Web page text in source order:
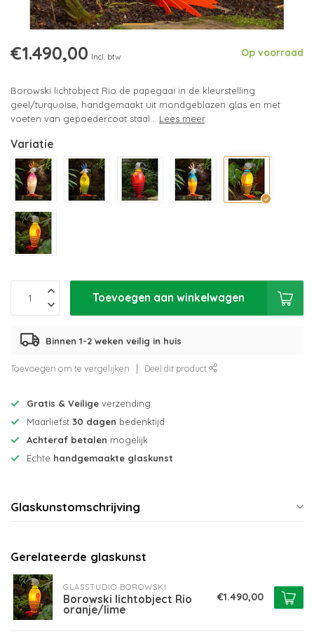
€1.490,00 Incl. btw Op voorraad
Borowski lichtobject Rio de papegaai in de kleurstelling
geel/turquoise, handgemaakt uit mondgeblazen glas en met
voeten van gepoedercoat staal... Lees meer.
Variatie
Toevoegen aan winkelwagen
Binnen 1-2 weken veilig in huis
Toevoegen om te vergelijken Deel dit product
Gratis & Veilige verzending
Maarliefst 30 dagen bedenktijd
Achteraf betalen mogelijk
Echte handgemaakte glaskunst
Glaskunstomschrijving
Gerelateerde glaskunst
GLASSTUDIO BOROWSKI
Borowski lichtobject Rio
oranje/lime
€1.490,00